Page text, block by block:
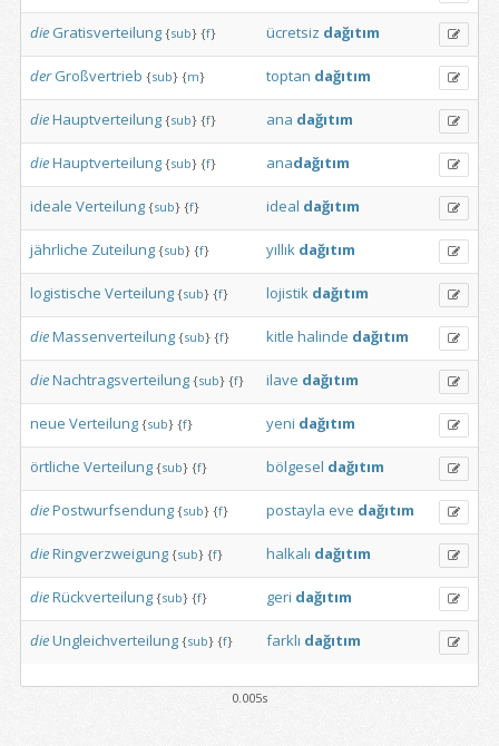
die Gratisverteilung {sub} {f} ücretsiz dağıtım
der Großvertrieb {sub} {m} toptan dağıtım
dieHauptverteilung {sub} {f} ana dağıtım
dieHauptverteilung {sub} {f} anadağıtım
ideale Verteilung {sub} {f} ideal dağıtım
jährliche Zuteilung {sub} {f} yıllık dağıtım
logistische Verteilung {sub} {f} lojistik dağıtım
dieMassenverteilung {sub} {f} kitle halinde dağıtım
dieNachtragsverteilung {sub} {f} ilave dağıtım
neue Verteilung {sub} {f} yeni dağıtım
örtliche Verteilung {sub} {f} bölgesel dağıtım
diePostwurfsendung {sub} {f} postayla eve dağıtım
dieRingverzweigung {sub} {f} halkalı dağıtım
dieRückverteilung {sub} {f} geri dağıtım
dieUngleichverteilung {sub} {f} farklı dağıtım
0.005s